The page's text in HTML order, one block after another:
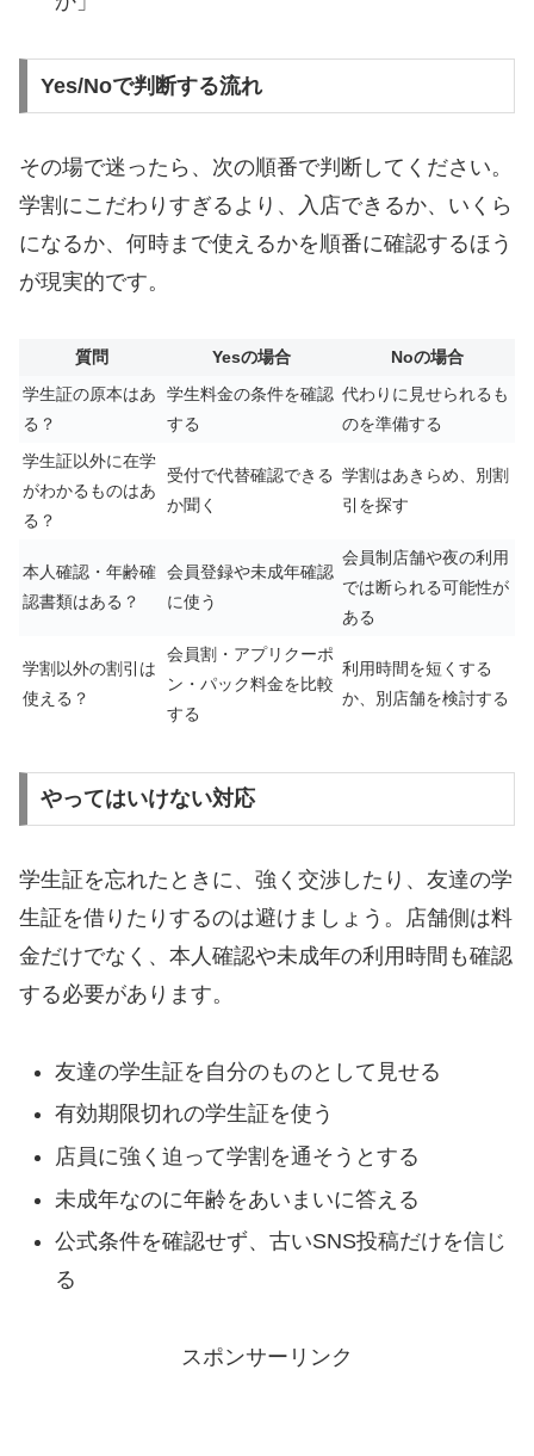
Yes/Noで判断する流れ
その場で迷ったら、次の順番で判断してください。
学割にこだわりすぎるより、入店できるか、いくら
になるか、何時まで使えるかを順番に確認するほう
が現実的です。
質問 Yesの場合
Noの場合
学生証の原本はあ
る？
学生料金の条件を確認
する
代わりに見せられるも
のを準備する
学生証以外に在学
がわかるものはあ
る？
受付で代替確認できる
か聞く
学割はあきらめ、別割
引を探す
本人確認・年齢確
認書類はある？
会員登録や未成年確認
に使う
会員制店舗や夜の利用
では断られる可能性が
ある
学割以外の割引は
使える？
会員割・アプリクーポ
ン・パック料金を比較
する
利用時間を短くする
か、別店舗を検討する
やってはいけない対応
学生証を忘れたときに、強く交渉したり、友達の学
生証を借りたりするのは避けましょう。店舗側は料
金だけでなく、本人確認や未成年の利用時間も確認
する必要があります。
友達の学生証を自分のものとして見せる
有効期限切れの学生証を使う
店員に強く迫って学割を通そうとする
未成年なのに年齢をあいまいに答える
公式条件を確認せず、古いSNS投稿だけを信じ
る
スポンサーリンク